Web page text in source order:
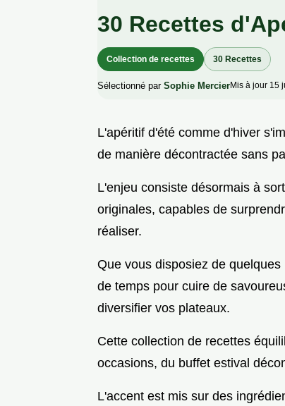
30 Recettes
Collection de recettes 30 Recettes
Sélectionné par Sophie MercierMis à jour 15
L'apéritif d'été comme d'hiver
de manière décontractée sans
L'enjeu consiste désormais à
originales, capables de
réaliser.
Que vous disposiez de
de temps pour cuire de
diversifier vos plateaux.
Cette collection de recettes
occasions, du buffet estival
L'accent est mis sur des